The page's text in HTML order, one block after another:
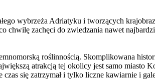
wybrzeża Adriatyku i tworzących
zachęci do zwiedzania nawet
roślinnością. Skomplikowana
atrakcją tej okolicy jest samo
się zatrzymał i tylko liczne kawiarnie i